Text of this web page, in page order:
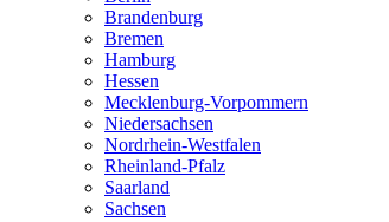
Brandenburg
Bremen
Hamburg
Hessen
Mecklenburg-Vorpommern
Niedersachsen
Nordrhein-Westfalen
Rheinland-Pfalz
Saarland
Sachsen